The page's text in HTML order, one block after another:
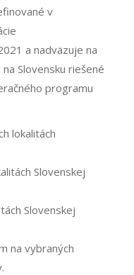
v
a nadväzuje na
Slovensku riešené
programu
lokalitách
Slovenskej
Slovenskej
na vybraných